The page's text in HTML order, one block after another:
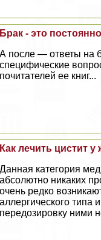
Бpaк - это
А после — ответы на
специфические
почитателей ее книг...
Как лечить цистит
Данная категория
абсолютно никаких
очень редко
аллергического типа
передозировку ними